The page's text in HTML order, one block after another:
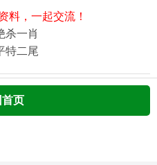
料，一起交流！
杀一肖
特二尾
页